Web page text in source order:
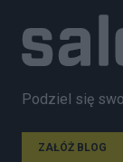
Podziel się
ZAŁÓŻ BLOG